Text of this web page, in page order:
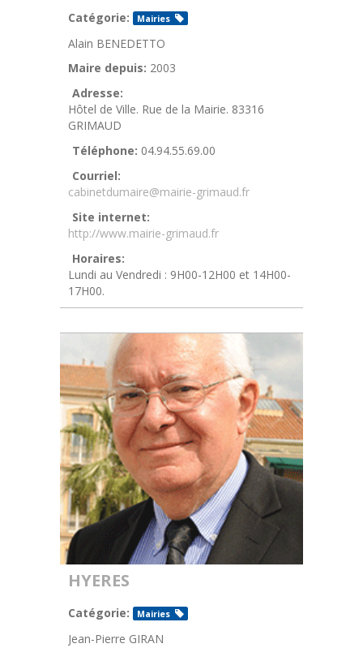
Catégorie: Mairies
Alain BENEDETTO
Maire depuis: 2003
Adresse:
Hôtel de Ville. Rue de la Mairie. 83316
GRIMAUD
Téléphone: 04.94.55.69.00
Courriel:
cabinetdumaire@mairie-grimaud.fr
Site internet:
http://www.mairie-grimaud.fr
Horaires:
Lundi au Vendredi : 9H00-12H00 et 14H00-
17H00.
HYERES
Catégorie: Mairies
Jean-Pierre GIRAN